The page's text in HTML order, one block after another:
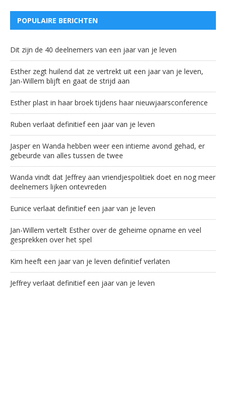
POPULAIRE BERICHTEN
Dit zijn de 40 deelnemers van een jaar van je leven
Esther zegt huilend dat ze vertrekt uit een jaar van je leven,
Jan-Willem blijft en gaat de strijd aan
Esther plast in haar broek tijdens haar nieuwjaarsconference
Ruben verlaat definitief een jaar van je leven
Jasper en Wanda hebben weer een intieme avond gehad, er
gebeurde van alles tussen de twee
Wanda vindt dat Jeffrey aan vriendjespolitiek doet en nog meer
deelnemers lijken ontevreden
Eunice verlaat definitief een jaar van je leven
Jan-Willem vertelt Esther over de geheime opname en veel
gesprekken over het spel
Kim heeft een jaar van je leven definitief verlaten
Jeffrey verlaat definitief een jaar van je leven